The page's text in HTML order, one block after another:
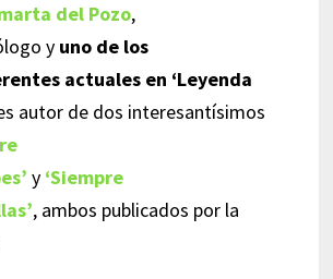
del Pozo,
y uno de los
actuales en ‘Leyenda
autor de dos interesantísimos
y ‘Siempre
, ambos publicados por la